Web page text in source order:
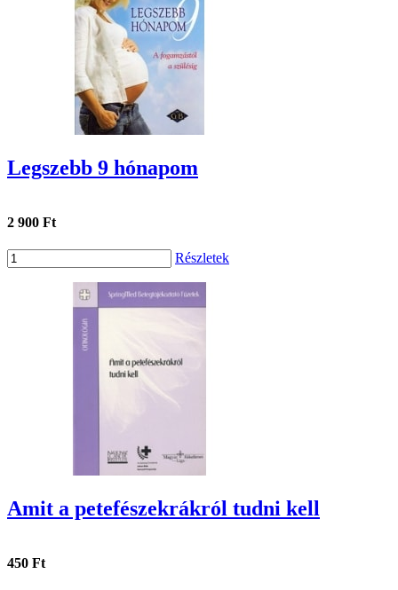
Legszebb 9 hónapom
2 900 Ft
Részletek
Amit a petefészekrákról tudni kell
450 Ft